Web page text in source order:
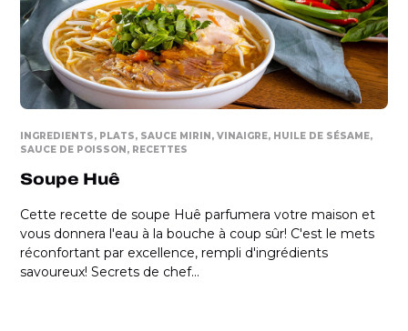
INGREDIENTS PLATS SAUCE MIRIN VINAIGRE HUILE DE SÉSAME
SAUCE DE POISSON
RECETTES
Soupe Huê
Cette recette de soupe Huê parfumera votre maison et
vous donnera l'eau à la bouche à coup sûr! C'est le mets
réconfortant par excellence, rempli d'ingrédients
savoureux! Secrets de chef...